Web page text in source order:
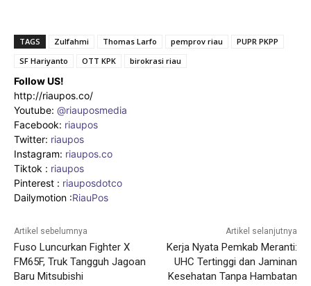
TAGS Zulfahmi Thomas Larfo pemprov riau
PUPR PKPP
SF Hariyanto
OTT KPK birokrasi riau
Follow US!
http://riaupos.co/
Youtube: @riauposmedia
Facebook: riaupos
Twitter: riaupos
Instagram: riaupos.co
Tiktok : riaupos
Pinterest : riauposdotco
Dailymotion :RiauPos
Artikel sebelumnya
Fuso Luncurkan Fighter X
FM65F, Truk Tangguh Jagoan
Baru Mitsubishi
Artikel selanjutnya
Kerja Nyata Pemkab Meranti:
UHC Tertinggi dan Jaminan
Kesehatan Tanpa Hambatan